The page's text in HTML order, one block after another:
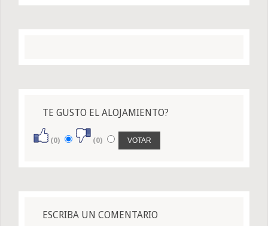
TE GUSTO EL ALOJAMIENTO?
(0) (0)
ESCRIBA UN COMENTARIO